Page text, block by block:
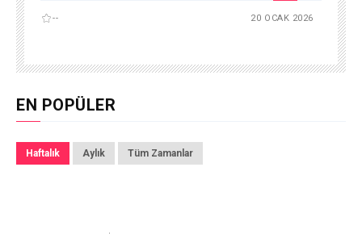
-- 20 OCAK 2026
EN POPÜLER
Haftalık Aylık Tüm Zamanlar